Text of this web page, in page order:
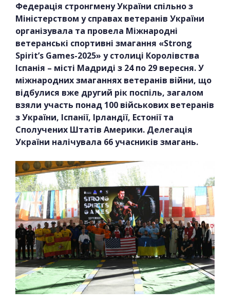
Федерація стронгмену України спільно з
Міністерством у справах ветеранів України
організувала та провела Міжнародні
ветеранські спортивні змагання «Strong
Spirit’s Games-2025» у столиці Королівства
Іспанія – місті Мадриді з 24 по 29 вересня. У
міжнародних змаганнях ветеранів війни, що
відбулися вже другий рік поспіль, загалом
взяли участь понад 100 військових ветеранів
з України, Іспанії, Ірландії, Естонії та
Сполучених Штатів Америки. Делегація
України налічувала 66 учасників змагань.